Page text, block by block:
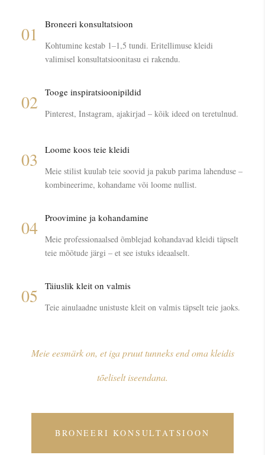
01 Broneeri konsultatsioon
Kohtumine kestab 1–1,5 tundi. Eritellimuse kleidi
valimisel konsultatsioonitasu ei rakendu.
02 Tooge inspiratsioonipildid
Pinterest, Instagram, ajakirjad – kõik ideed on teretulnud.
03 Loome koos teie kleidi
Meie stilist kuulab teie soovid ja pakub parima lahenduse –
kombineerime, kohandame või loome nullist.
04 Proovimine ja kohandamine
Meie professionaalsed õmblejad kohandavad kleidi täpselt
teie mõõtude järgi – et see istuks ideaalselt.
05 Täiuslik kleit on valmis
Teie ainulaadne unistuste kleit on valmis täpselt teie jaoks.
Meie eesmärk on, et iga pruut tunneks end oma kleidis
tõeliselt iseendana.
BRONEERI KONSULTATSIOON